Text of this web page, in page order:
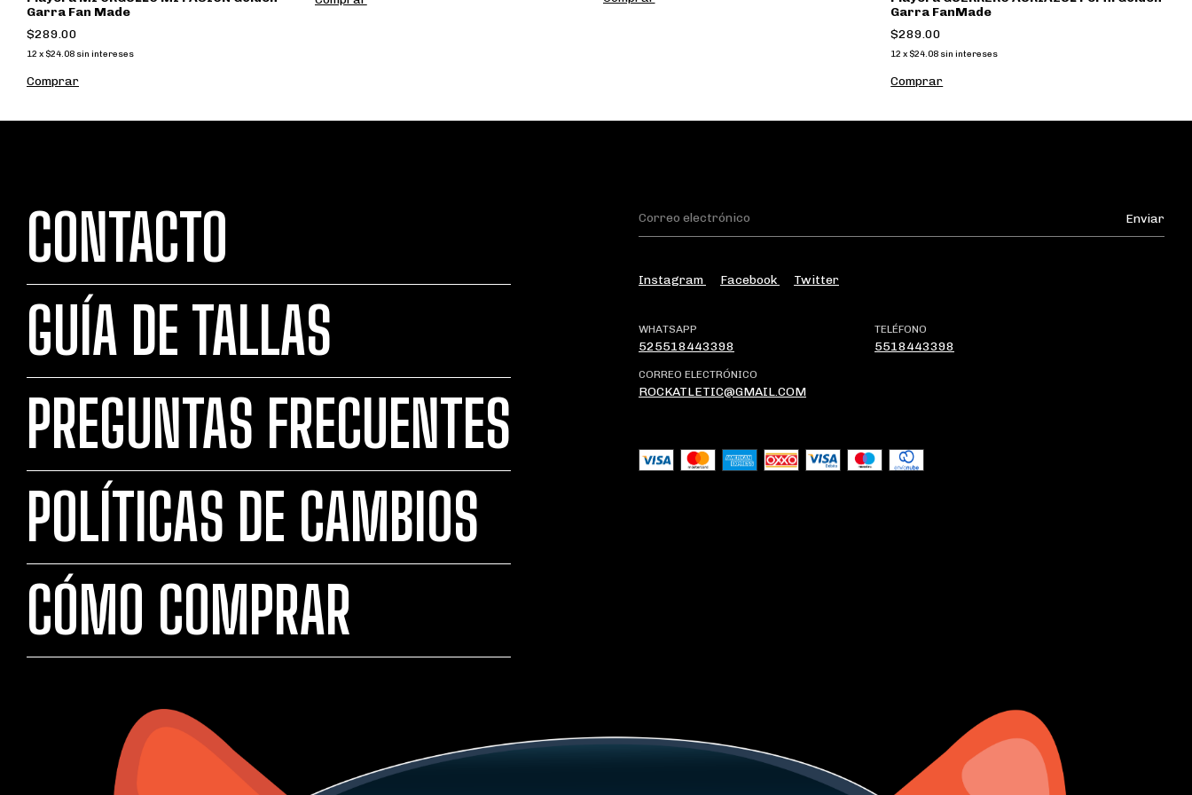
Garra Fan Made
$289.00
12 x $24.08 sin intereses
Comprar
Garra FanMade
$289.00
12 x $24.08 sin intereses
Comprar
CONTACTO
GUÍA DE TALLAS
PREGUNTAS FRECUENTES
POLÍTICAS DE CAMBIOS
CÓMO COMPRAR
Instagram Facebook Twitter
WHATSAPP
525518443398
TELÉFONO
5518443398
CORREO ELECTRÓNICO
ROCKATLETIC@GMAIL.COM